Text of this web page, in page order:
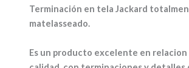
Terminación en tela Jackard
matelasseado.
Es un producto excelente en relacion